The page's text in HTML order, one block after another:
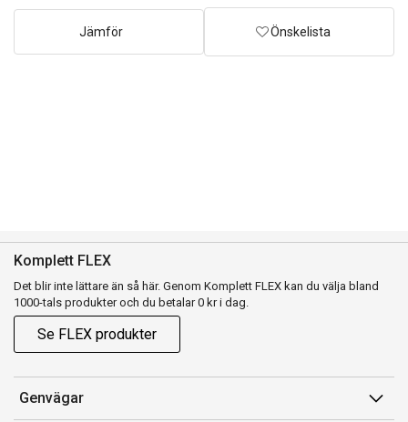
Jämför Önskelista
Komplett FLEX
Det blir inte lättare än så här. Genom Komplett FLEX kan du välja bland
1000-tals produkter och du betalar 0 kr i dag.
Se FLEX produkter
Genvägar